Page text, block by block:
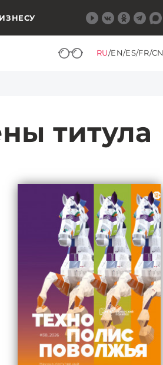
RU/EN/ES/FR/CN
титула